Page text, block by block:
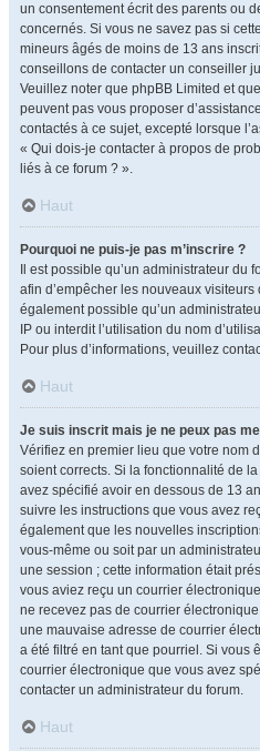
un consentement écrit des parents ou
concernés. Si vous ne savez pas si
mineurs âgés de moins de 13 ans
conseillons de contacter un conseiller
Veuillez noter que phpBB Limited et
peuvent pas vous proposer
contactés à ce sujet, excepté lorsque
« Qui dois-je contacter à propos de
liés à ce forum ? ».
Haut
Pourquoi ne puis-je pas m’inscrire ?
Il est possible qu’un administrateur
afin d’empêcher les nouveaux visiteurs
également possible qu’un
IP ou interdit l’utilisation du nom
Pour plus d’informations, veuillez
Haut
Je suis inscrit mais je ne peux pas
Vérifiez en premier lieu que votre nom
soient corrects. Si la fonctionnalité de
avez spécifié avoir en dessous de 13
suivre les instructions que vous avez
également que les nouvelles
vous-même ou soit par un
une session ; cette information était
vous aviez reçu un courrier
ne recevez pas de courrier
une mauvaise adresse de courrier
a été filtré en tant que pourriel. Si vous
courrier électronique que vous avez
contacter un administrateur du forum.
Haut